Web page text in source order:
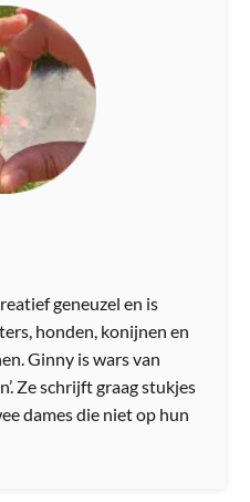
geneuzel en is
honden, konijnen en
Ginny is wars van
Ze schrijft graag stukjes
dames die niet op hun